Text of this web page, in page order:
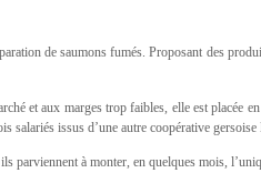
de saumons fumés. Proposant des
et aux marges trop faibles, elle est placée
salariés issus d’une autre coopérative gersoise
parviennent à monter, en quelques mois,